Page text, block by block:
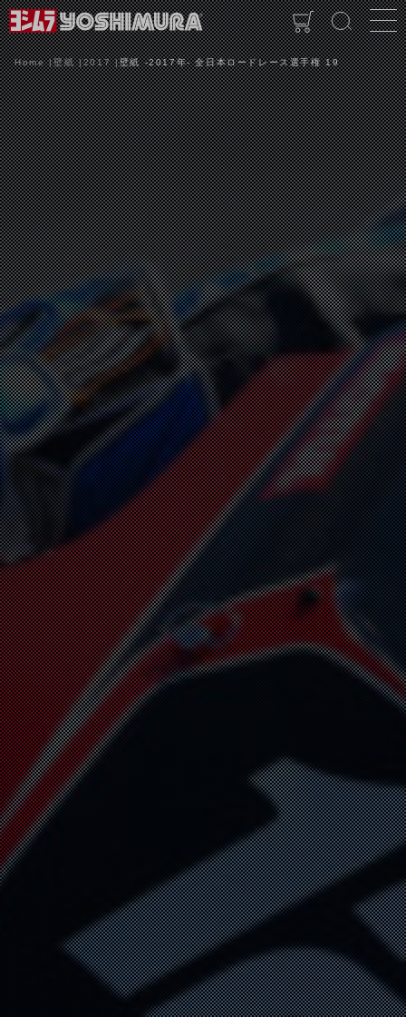
Home 壁紙 2017 壁紙 -2017年- 全日本ロードレース選手権 19